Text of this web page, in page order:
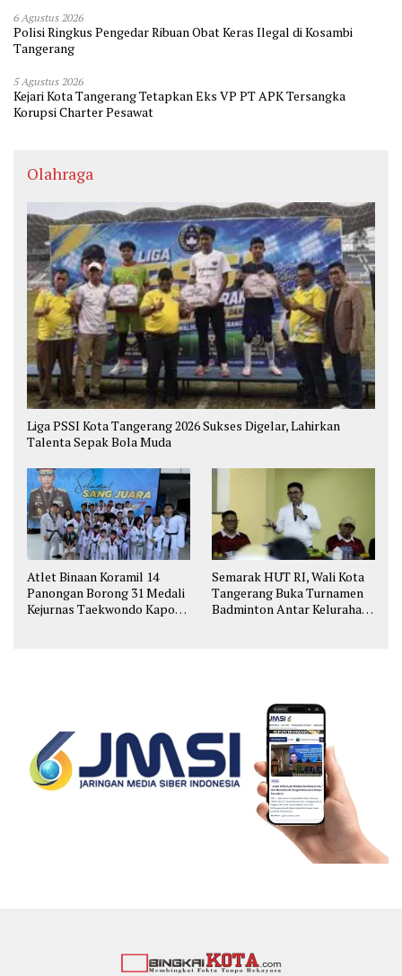
6 Agustus 2026
Polisi Ringkus Pengedar Ribuan Obat Keras Ilegal di Kosambi
Tangerang
5 Agustus 2026
Kejari Kota Tangerang Tetapkan Eks VP PT APK Tersangka
Korupsi Charter Pesawat
Olahraga
Liga PSSI Kota Tangerang 2026 Sukses Digelar, Lahirkan
Talenta Sepak Bola Muda
Atlet Binaan Koramil 14
Panongan Borong 31 Medali
Kejurnas Taekwondo Kapolri
Semarak HUT RI, Wali Kota
Tangerang Buka Turnamen
Badminton Antar Kelurahan